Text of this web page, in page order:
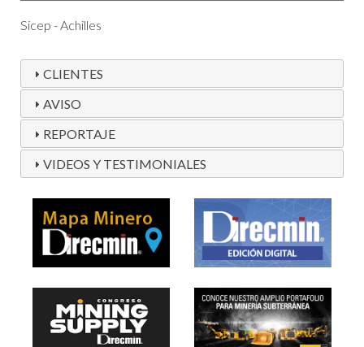
Sicep - Achilles
CLIENTES
AVISO
REPORTAJE
VIDEOS Y TESTIMONIALES